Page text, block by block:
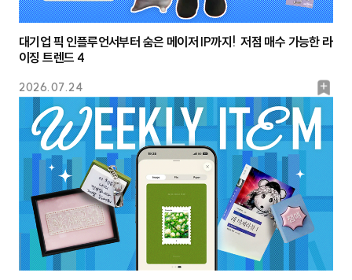
2026.07.24
북
마
크
대기업 픽 인플루언서부터 숨은 메이저 IP까지! 저점 매수 가능한 라
이징 트렌드 4